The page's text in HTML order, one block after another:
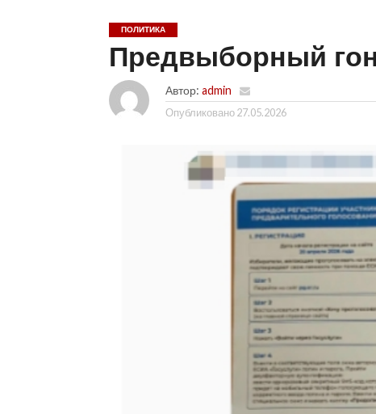
ПОЛИТИКА
Предвыборный
Автор: admin
Опубликовано 27.05.2026